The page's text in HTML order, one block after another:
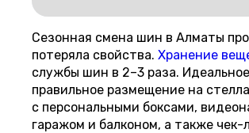
Сезонная смена шин в Алматы
потеряла свойства. Хранение
службы шин в 2–3 раза.
правильное размещение на
с персональными боксами,
гаражом и балконом, а также